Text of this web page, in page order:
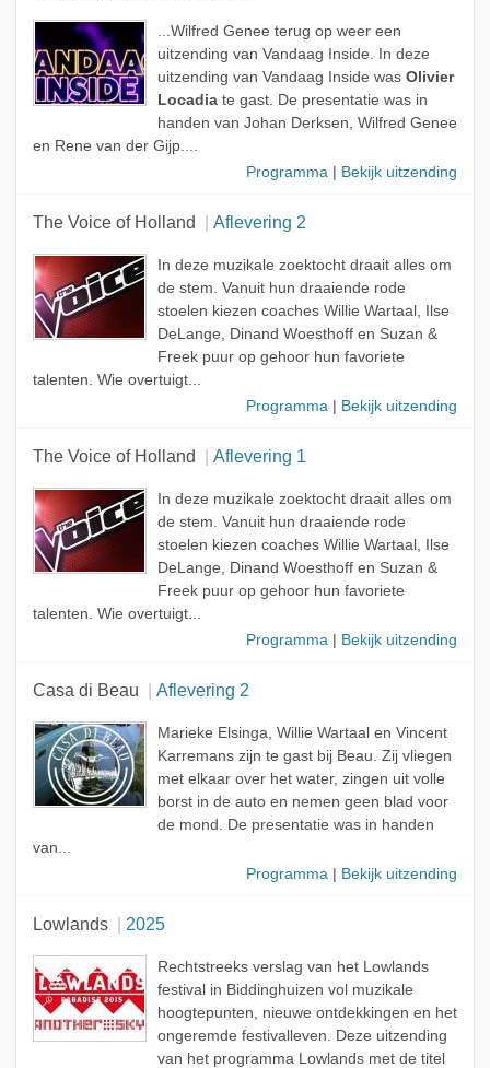
...Wilfred Genee terug op weer een
uitzending van Vandaag Inside. In deze
uitzending van Vandaag Inside was Olivier
Locadiate gast. De presentatie was in
handen van Johan Derksen, Wilfred Genee
en Rene van der Gijp....
Programma
Bekijk uitzending
The Voice of Holland Aflevering 2
In deze muzikale zoektocht draait alles om
de stem. Vanuit hun draaiende rode
stoelen kiezen coaches Willie Wartaal, Ilse
DeLange, Dinand Woesthoff en Suzan &
Freek puur op gehoor hun favoriete
talenten. Wie overtuigt...
Programma
Bekijk uitzending
The Voice of Holland Aflevering 1
In deze muzikale zoektocht draait alles om
de stem. Vanuit hun draaiende rode
stoelen kiezen coaches Willie Wartaal, Ilse
DeLange, Dinand Woesthoff en Suzan &
Freek puur op gehoor hun favoriete
talenten. Wie overtuigt...
Programma
Bekijk uitzending
Casa di Beau Aflevering 2
Marieke Elsinga, Willie Wartaal en Vincent
Karremans zijn te gast bij Beau. Zij vliegen
met elkaar over het water, zingen uit volle
borst in de auto en nemen geen blad voor
de mond. De presentatie was in handen
van...
Programma
Bekijk uitzending
Lowlands 2025
Rechtstreeks verslag van het Lowlands
festival in Biddinghuizen vol muzikale
hoogtepunten, nieuwe ontdekkingen en het
ongeremde festivalleven. Deze uitzending
van het programma Lowlands met de titel